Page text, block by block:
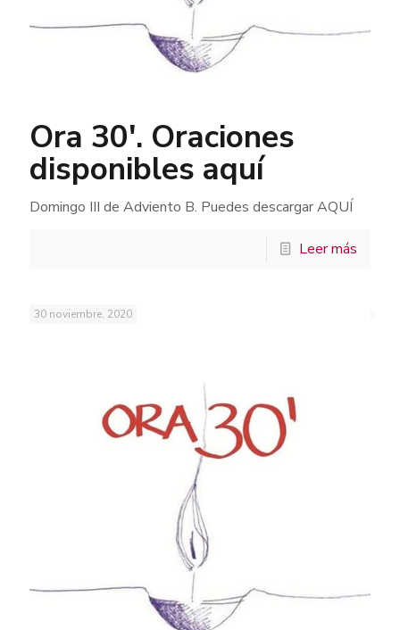
Ora 30′. Oraciones
disponibles aquí
Domingo III de Adviento B. Puedes descargar AQUÍ
Leer más
30 noviembre, 2020